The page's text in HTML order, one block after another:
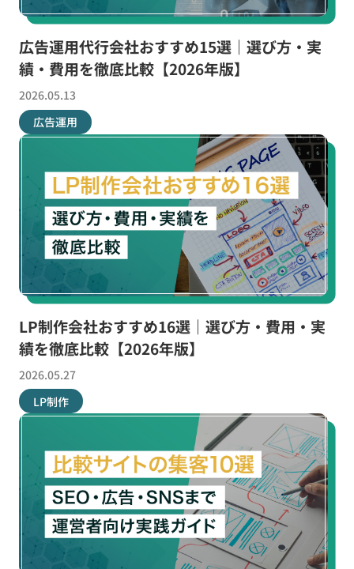
広告運用代行会社おすすめ15選｜選び方・実
績・費用を徹底比較【2026年版】
2026.05.13
広告運用
LP制作会社おすすめ16選｜選び方・費用・実
績を徹底比較【2026年版】
2026.05.27
LP制作